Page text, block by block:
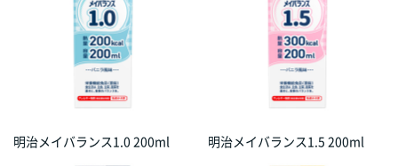
明治メイバランス1.0 200ml 明治メイバランス1.5 200ml